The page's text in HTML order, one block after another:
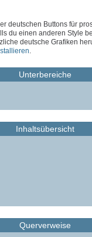
deutschen Buttons für
du einen anderen Style
deutsche Grafiken
.
Unterbereiche
Inhaltsübersicht
Querverweise